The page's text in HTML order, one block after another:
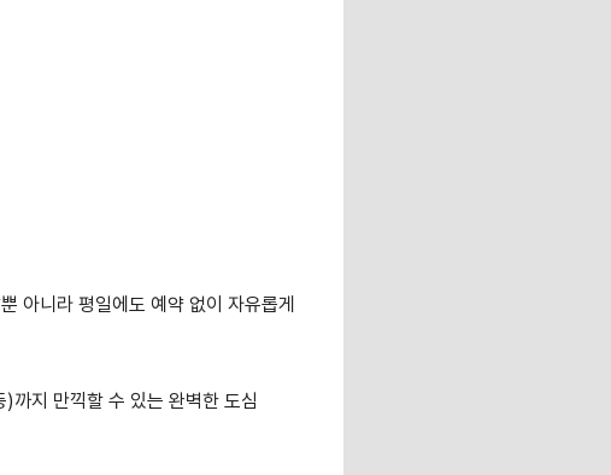
아니라 평일에도 예약 없이 자유롭게
까지 만끽할 수 있는 완벽한 도심